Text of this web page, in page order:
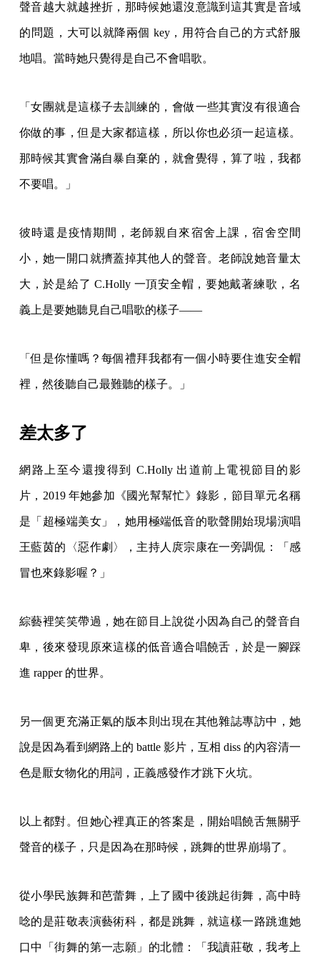
聲音越大就越挫折，那時候她還沒意識到這其實是音域
的問題，大可以就降兩個 key，用符合自己的方式舒服
地唱。當時她只覺得是自己不會唱歌。
「女團就是這樣子去訓練的，會做一些其實沒有很適合
你做的事，但是大家都這樣，所以你也必須一起這樣。
那時候其實會滿自暴自棄的，就會覺得，算了啦，我都
不要唱。」
彼時還是疫情期間，老師親自來宿舍上課，宿舍空間
小，她一開口就擠蓋掉其他人的聲音。老師說她音量太
大，於是給了 C.Holly 一頂安全帽，要她戴著練歌，名
義上是要她聽見自己唱歌的樣子——
「但是你懂嗎？每個禮拜我都有一個小時要住進安全帽
裡，然後聽自己最難聽的樣子。」
差太多了
網路上至今還搜得到 C.Holly 出道前上電視節目的影
片，2019 年她參加《國光幫幫忙》錄影，節目單元名稱
是「超極端美女」，她用極端低音的歌聲開始現場演唱
王藍茵的〈惡作劇〉，主持人庹宗康在一旁調侃：「感
冒也來錄影喔？」
綜藝裡笑笑帶過，她在節目上說從小因為自己的聲音自
卑，後來發現原來這樣的低音適合唱饒舌，於是一腳踩
進 rapper 的世界。
另一個更充滿正氣的版本則出現在其他雜誌專訪中，她
說是因為看到網路上的 battle 影片，互相 diss 的內容清一
色是厭女物化的用詞，正義感發作才跳下火坑。
以上都對。但她心裡真正的答案是，開始唱饒舌無關乎
聲音的樣子，只是因為在那時候，跳舞的世界崩塌了。
從小學民族舞和芭蕾舞，上了國中後跳起街舞，高中時
唸的是莊敬表演藝術科，都是跳舞，就這樣一路跳進她
口中「街舞的第一志願」的北體：「我讀莊敬，我考上